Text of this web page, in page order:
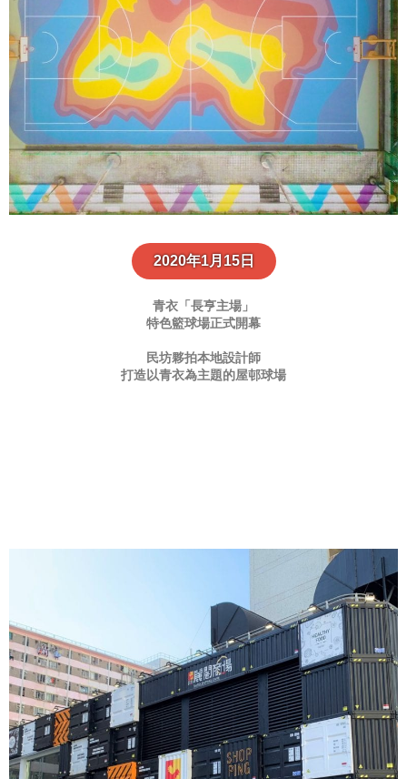
2020年1月15日
青衣 「長亨主場」
特色籃球場正式開幕
民坊夥拍本地設計師
打造以青衣為主題的屋邨球場